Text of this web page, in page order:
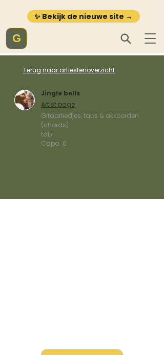
✨ Bekijk de nieuwe site →
G
Terug naar artiestenoverzicht
Jingle bells
Artist page
Gitaarliedjes, tabs & akkoorden
(chords)
tab
Capo: 0